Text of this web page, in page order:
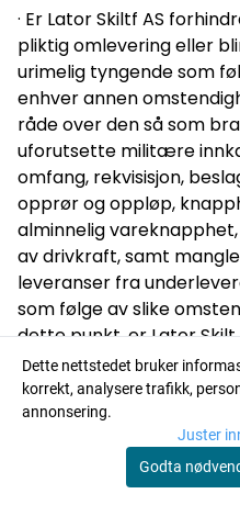
· Er Lator Skiltf AS
pliktig omlevering eller
urimelig tyngende som
enhver annen
råde over den så som
uforutsette militære
omfang, rekvisisjon,
opprør og oppløp,
alminnelig
av drivkraft, samt
leveranser fra
som følge av slike
dette punkt, er Lator
ansvar enn i
den mangelfulle vares
· Tvister og lovvalg
· Tvister i anledning
Dette nettstedet bruker
korrekt, analysere trafikk,
annonsering.
Juster
Godta